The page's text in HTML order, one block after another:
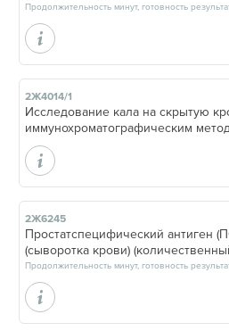
2Ж4014/1
Исследование кала на скрытую
иммунохроматографическим
2Ж6245
Простатспецифический антиген
(сыворотка крови)